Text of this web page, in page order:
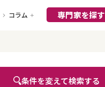
コラム 専門家を探す
条件を変えて検索する